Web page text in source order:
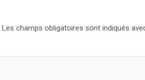
Les champs obligatoires sont indiqués